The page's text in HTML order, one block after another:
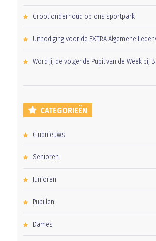
Groot onderhoud op ons sportpark
Uitnodiging voor de EXTRA Algemene
Word jij de volgende Pupil van de Week bij
CATEGORIEËN
Clubnieuws
Senioren
Junioren
Pupillen
Dames